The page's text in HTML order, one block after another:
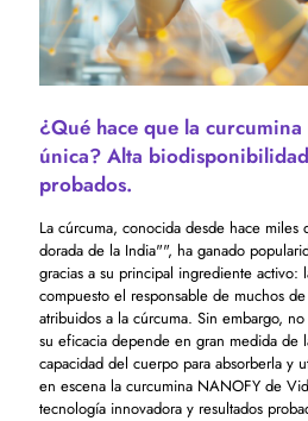
¿Qué hace que la curcumina
única? Alta
probados.
La cúrcuma, conocida desde hace
dorada de la India"", ha ganado
gracias a su principal ingrediente activo:
compuesto el responsable de muchos
atribuidos a la cúrcuma. Sin embargo,
su eficacia depende en gran medida de
capacidad del cuerpo para absorberla y
en escena la curcumina NANOFY de
tecnología innovadora y resultados